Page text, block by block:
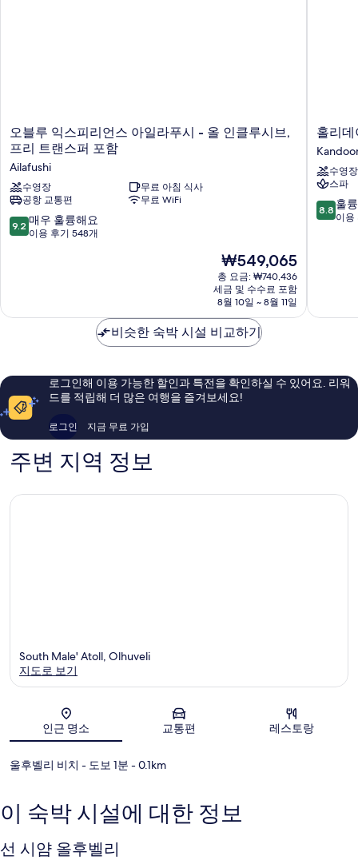
오
블
익
스
피
리
언
시
클
시
브,
트
퍼
오블루 익스피리언스 아일라푸시 - 올 인클루시브,
프리 트랜스퍼 포함
Ailafushi
수영장
무료 아침 식사
공항 교통편
무료 WiFi
10
점
매
해
이
용
548
9.2 매우 훌륭해요
이용 후기 548개
현
재
요
금
₩549,065
₩549,065
총 요금: ₩740,436
세금 및 수수료 포함
8월 10일 ~ 8월 11일
홀
리
데
이
인
리
조
브
홀리
수영장
스파
10
점
륭
용
후
8.8 훌
이용
비슷한 숙박 시설 비교하기
로그인해 이용 가능한 할인과 특전을 확인하실 수 있어요. 리워
드를 적립해 더 많은 여행을 즐겨보세요!
로그인 지금 무료 가입
주변 지역 정보
지도
South Male' Atoll, Olhuveli
지도로 보기
인근 명소 교통편 레스토랑
울후벨리 비치 - 도보 1분 - 0.1km
이 숙박 시설에 대한 정보
선 시얌 올후벨리